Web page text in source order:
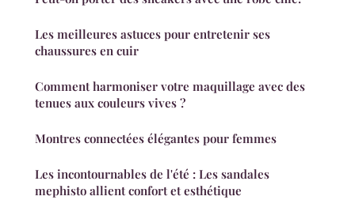
Les meilleures astuces pour entretenir ses
chaussures en cuir
Comment harmoniser votre maquillage avec des
tenues aux couleurs vives ?
Montres connectées élégantes pour femmes
Les incontournables de l'été : Les sandales
mephisto allient confort et esthétique